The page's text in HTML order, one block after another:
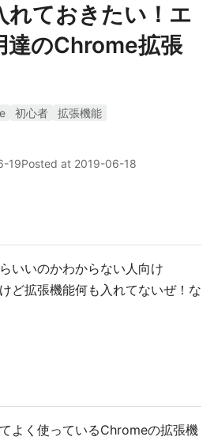
れておきたい！エ
達のChrome拡張
初心者
拡張機能
19Posted at 2019-06-18
いいのかわからない人向け
ど拡張機能何も入れてないぜ！な
よく使っているChromeの拡張機